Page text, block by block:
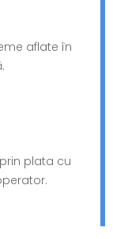
aflate în
plata cu